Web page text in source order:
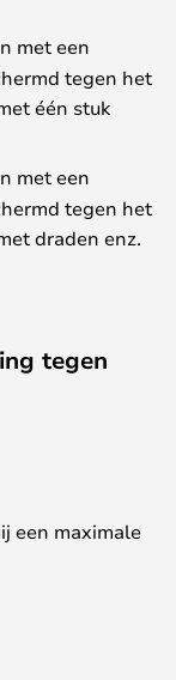
met een
tegen het
één stuk
met een
tegen het
draden enz.
tegen
een maximale